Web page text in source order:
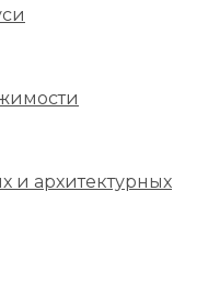
и архитектурных